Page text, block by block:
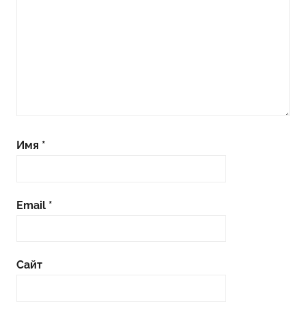
а
Имя *
Email *
Сайт